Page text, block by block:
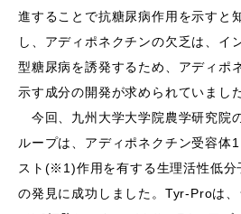
進することで抗糖尿病作用を示すと
し、アディポネクチンの欠乏は、イ
型糖尿病を誘発するため、アディポ
示す成分の開発が求められていました
今回、九州大学大学院農学研究院
ループは、アディポネクチン受容体
スト(※1)作用を有する生理活性低
の発見に成功しました。Tyr-Proは